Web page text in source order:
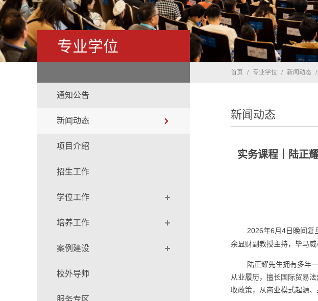
专业学位
通知公告
新闻动态
项目介绍
招生工作
学位工作
培养工作
案例建设
校外导师
服务专区
首页 / 专业学位 / 新闻动态
新闻动态
实务课程｜陆正
2026年6月4日晚间复
余显财副教授主持，毕马
陆正耀先生拥有多年
从业履历，擅长国际贸易
收政策，从商业模式起源